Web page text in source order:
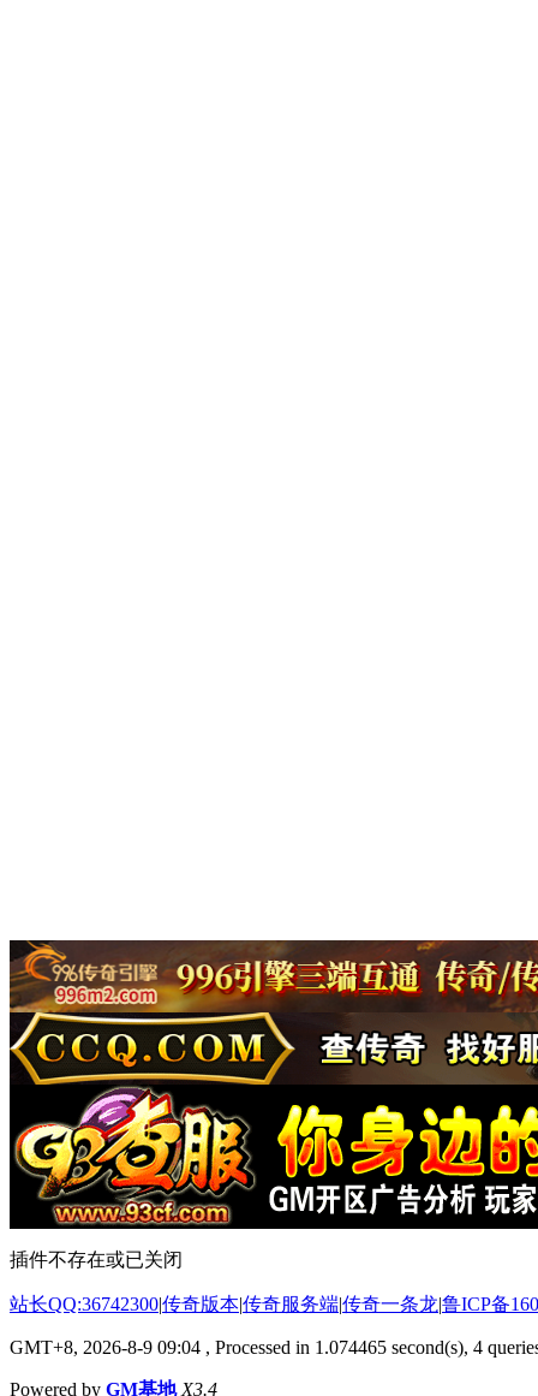
插件不存在或已关闭
站长QQ:36742300|传奇版本|传奇服务端|传奇一条龙|鲁ICP备
GMT+8, 2026-8-9 09:04 , Processed in 1.074465 second(s), 4
Powered by GM基地 X3.4